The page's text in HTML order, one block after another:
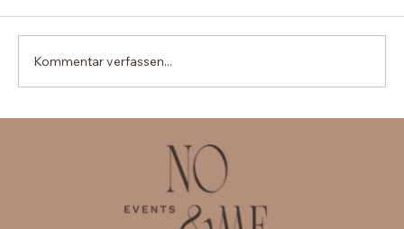
Corporate-Event-Planers in Zürich für
Kommentar verfassen...